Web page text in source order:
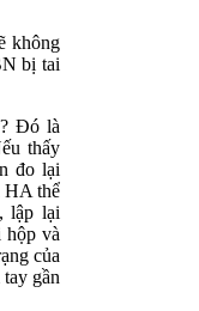
không
bị tai
Đó là
thấy
đo lại
HA thể
lập lại
hộp và
của
gần